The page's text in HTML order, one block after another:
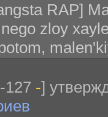
RAP]
zloy
-127 -]